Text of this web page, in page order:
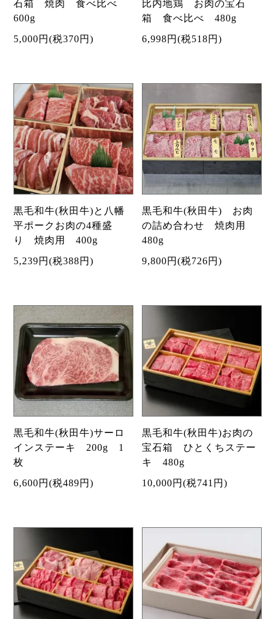
石箱 焼肉 食べ比べ
600g
5,000円(税370円)
比内地鶏 お肉の宝石
箱 食べ比べ 480g
6,998円(税518円)
黒毛和牛(秋田牛)と八幡
平ポークお肉の4種盛
り 焼肉用 400g
5,239円(税388円)
黒毛和牛(秋田牛) お肉
の詰め合わせ 焼肉用
480g
9,800円(税726円)
黒毛和牛(秋田牛)サーロ
インステーキ 200g 1
枚
6,600円(税489円)
黒毛和牛(秋田牛)お肉の
宝石箱 ひとくちステー
キ 480g
10,000円(税741円)